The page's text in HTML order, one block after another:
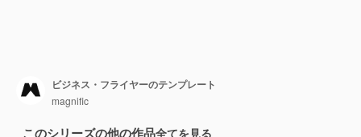
ビジネス・フライヤーのテンプレート
magnific
このシリーズの他の作品全てを見る